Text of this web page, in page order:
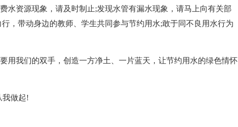
水资源现象，请及时制止;发现水管有漏水现象，请马上向有关部
，带动身边的教师、学生共同参与节约用水;敢于同不良用水行为
用我们的双手，创造一方净土、一片蓝天，让节约用水的绿色情怀
我做起!